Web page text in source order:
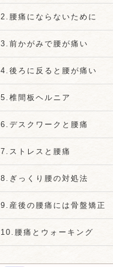
2.腰痛にならないために
3.前かがみで腰が痛い
4.後ろに反ると腰が痛い
5.椎間板ヘルニア
6.デスクワークと腰痛
7.ストレスと腰痛
8.ぎっくり腰の対処法
9.産後の腰痛には骨盤矯正
10.腰痛とウォーキング